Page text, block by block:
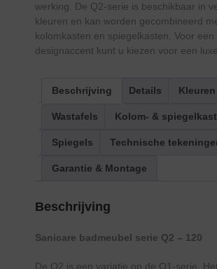
werking. De Q2-serie is beschikbaar in
kleuren en kan worden gecombineerd
kolomkasten en spiegelkasten. Voor een
designaccent kunt u kiezen voor een
Beschrijving Details Kleuren
Wastafels Kolom- &
Spiegels Technische
Garantie & Montage
Beschrijving
Sanicare badmeubel serie Q2 – 120
De Q2 is een variatie op de Q1-serie.